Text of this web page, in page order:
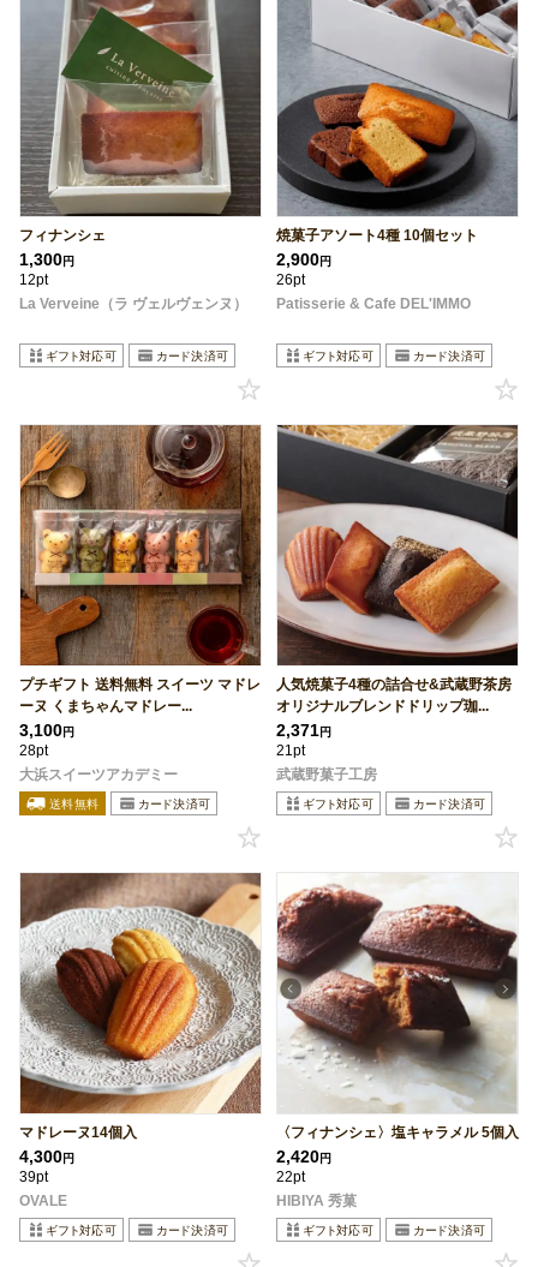
フィナンシェ
1,300円
12pt
La Verveine（ラ ヴェルヴェンヌ）
焼菓子アソート4種 10個セット
2,900円
26pt
Patisserie & Cafe DEL'IMMO
プチギフト 送料無料 スイーツ マドレ
ーヌ くまちゃんマドレー...
3,100円
28pt
大浜スイーツアカデミー
人気焼菓子4種の詰合せ&武蔵野茶房
オリジナルブレンドドリップ珈...
2,371円
21pt
武蔵野菓子工房
マドレーヌ14個入
4,300円
39pt
OVALE
〈フィナンシェ〉塩キャラメル 5個入
2,420円
22pt
HIBIYA 秀菓